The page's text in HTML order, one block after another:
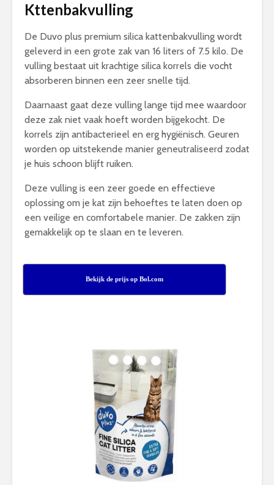
Kttenbakvulling
De Duvo plus premium silica kattenbakvulling wordt
geleverd in een grote zak van 16 liters of 7.5 kilo. De
vulling bestaat uit krachtige silica korrels die vocht
absorberen binnen een zeer snelle tijd.
Daarnaast gaat deze vulling lange tijd mee waardoor
deze zak niet vaak hoeft worden bijgekocht. De
korrels zijn antibacterieel en erg hygiënisch. Geuren
worden op uitstekende manier geneutraliseerd zodat
je huis schoon blijft ruiken.
Deze vulling is een zeer goede en effectieve
oplossing om je kat zijn behoeftes te laten doen op
een veilige en comfortabele manier. De zakken zijn
gemakkelijk op te slaan en te leveren.
Bekijk de prijs op Bol.com